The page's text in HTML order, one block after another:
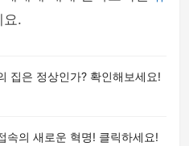
요.
집은 정상인가? 확인해보세요!
속의 새로운 혁명! 클릭하세요!